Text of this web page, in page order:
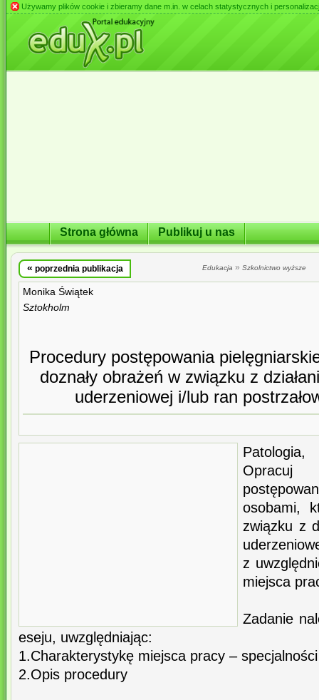
Używamy plików cookie i zbieramy dane m.in. w celach statystycznych i
Strona główna Publikuj u nas
« poprzednia publikacja Edukacja » Szkolnictwo wyższe
Monika Świątek
Sztokholm
Procedury postępowania
doznały obrażeń w związku z
uderzeniowej i/lub ran
osobami,
związku z
z
miejsca
Zadanie
eseju, uwzględniając:
1.Charakterystykę miejsca pracy –
2.Opis procedury